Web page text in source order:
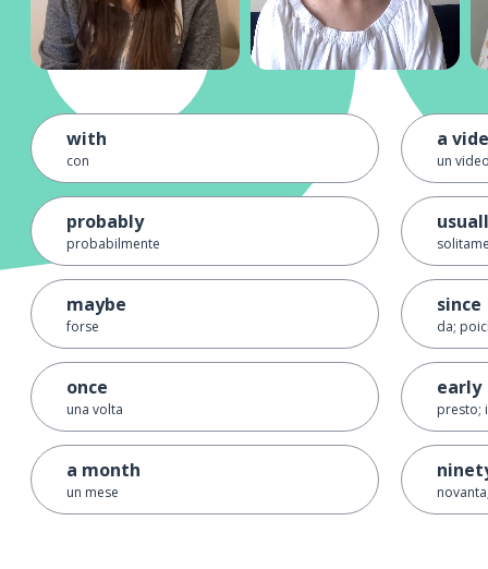
with
con
probably
probabilmente
maybe
forse
once
una volta
a month
un mese
a
un
since
da;
early
presto;